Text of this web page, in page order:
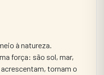
à natureza.
força: são sol, mar,
tornam o